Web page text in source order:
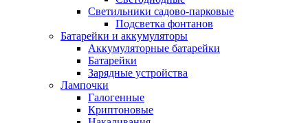
Светильники садово-парковые
Подсветка фонтанов
Батарейки и аккумуляторы
Аккумуляторные батарейки
Батарейки
Зарядные устройства
Лампочки
Галогенные
Криптоновые